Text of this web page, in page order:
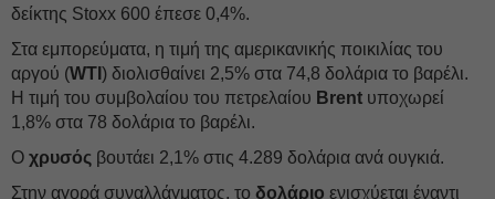
δείκτης Stoxx 600 έπεσε 0,4%.
Στα εμπορεύματα, η τιμή της αμερικανικής ποικιλίας του
αργού (WTI ) διολισθαίνει 2,5% στα 74,8 δολάρια το βαρέλι.
Η τιμή του συμβολαίου του πετρελαίου Brent υποχωρεί
1,8% στα 78 δολάρια το βαρέλι.
Ο χρυσός βουτάει 2,1% στις 4.289 δολάρια ανά ουγκιά.
Στην αγορά συναλλάγματος, το δολάριο ενισχύεται έναντι